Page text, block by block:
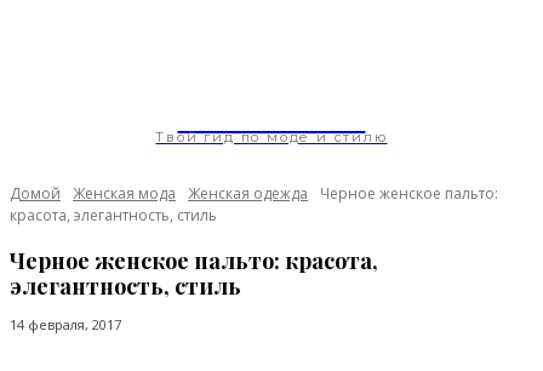
Твой гид по моде и стилю
Домой Женская мода Женская одежда
Черное женское пальто:
красота, элегантность, стиль
Черное женское пальто: красота,
элегантность, стиль
14 февраля, 2017